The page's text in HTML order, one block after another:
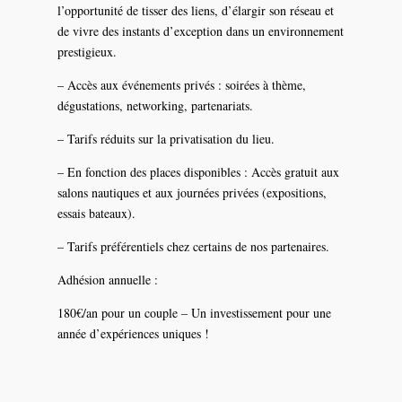
l’opportunité de tisser des liens, d’élargir son réseau et
de vivre des instants d’exception dans un environnement
prestigieux.
– Accès aux événements privés : soirées à thème,
dégustations, networking, partenariats.
– Tarifs réduits sur la privatisation du lieu.
– En fonction des places disponibles : Accès gratuit aux
salons nautiques et aux journées privées (expositions,
essais bateaux).
– Tarifs préférentiels chez certains de nos partenaires.
Adhésion annuelle :
180€/an pour un couple – Un investissement pour une
année d’expériences uniques !